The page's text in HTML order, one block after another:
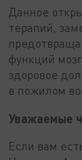
Данное
терапий,
функций
здоровое
в пожилом
Уважаемые
Если вам